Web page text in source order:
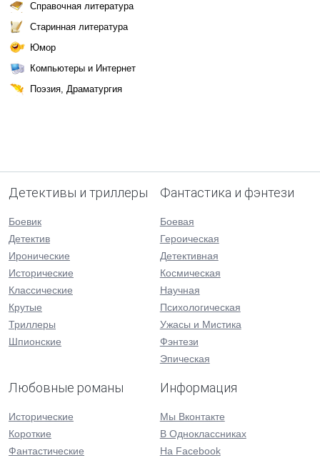
Справочная литература
Старинная литература
Юмор
Компьютеры и Интернет
Поэзия, Драматургия
Детективы и триллеры
Боевик
Детектив
Иронические
Исторические
Классические
Крутые
Триллеры
Шпионские
Фантастика и фэнтези
Боевая
Героическая
Детективная
Космическая
Научная
Психологическая
Ужасы и Мистика
Фэнтези
Эпическая
Любовные романы
Исторические
Короткие
Фантастические
Информация
Мы Вконтакте
В Одноклассниках
На Facebook